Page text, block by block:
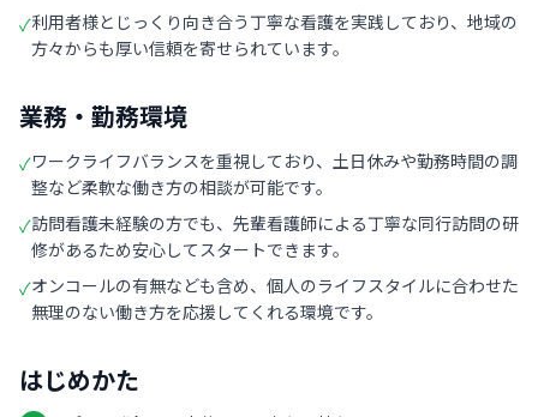
✓利用者様とじっくり向き合う丁寧な看護を実践しており、地域の
方々からも厚い信頼を寄せられています。
業務・勤務環境
✓ワークライフバランスを重視しており、土日休みや勤務時間の調
整など柔軟な働き方の相談が可能です。
✓訪問看護未経験の方でも、先輩看護師による丁寧な同行訪問の研
修があるため安心してスタートできます。
✓オンコールの有無なども含め、個人のライフスタイルに合わせた
無理のない働き方を応援してくれる環境です。
はじめかた